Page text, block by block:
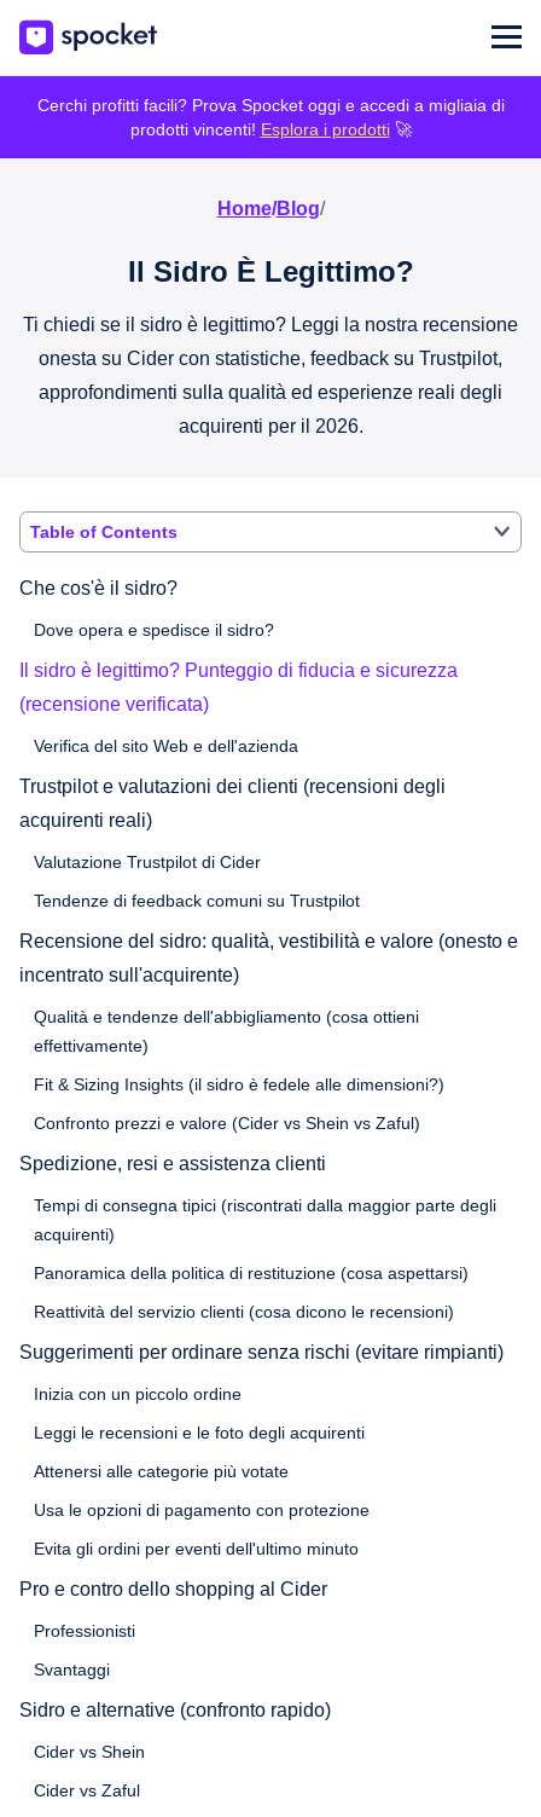
Cerchi profitti facili? Prova Spocket oggi e accedi a migliaia di
prodotti vincenti! Esplora i prodotti🚀
Home/Blog/
Il Sidro È Legittimo?
Ti chiedi se il sidro è legittimo? Leggi la nostra recensione
onesta su Cider con statistiche, feedback su Trustpilot,
approfondimenti sulla qualità ed esperienze reali degli
acquirenti per il 2026.
Table of Contents
Che cos'è il sidro?
Dove opera e spedisce il sidro?
Il sidro è legittimo? Punteggio di fiducia e sicurezza
(recensione verificata)
Verifica del sito Web e dell'azienda
Trustpilot e valutazioni dei clienti (recensioni degli
acquirenti reali)
Valutazione Trustpilot di Cider
Tendenze di feedback comuni su Trustpilot
Recensione del sidro: qualità, vestibilità e valore (onesto e
incentrato sull'acquirente)
Qualità e tendenze dell'abbigliamento (cosa ottieni
effettivamente)
Fit & Sizing Insights (il sidro è fedele alle dimensioni?)
Confronto prezzi e valore (Cider vs Shein vs Zaful)
Spedizione, resi e assistenza clienti
Tempi di consegna tipici (riscontrati dalla maggior parte degli
acquirenti)
Panoramica della politica di restituzione (cosa aspettarsi)
Reattività del servizio clienti (cosa dicono le recensioni)
Suggerimenti per ordinare senza rischi (evitare rimpianti)
Inizia con un piccolo ordine
Leggi le recensioni e le foto degli acquirenti
Attenersi alle categorie più votate
Usa le opzioni di pagamento con protezione
Evita gli ordini per eventi dell'ultimo minuto
Pro e contro dello shopping al Cider
Professionisti
Svantaggi
Sidro e alternative (confronto rapido)
Cider vs Shein
Cider vs Zaful